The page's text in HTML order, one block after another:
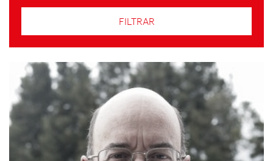
FILTRAR